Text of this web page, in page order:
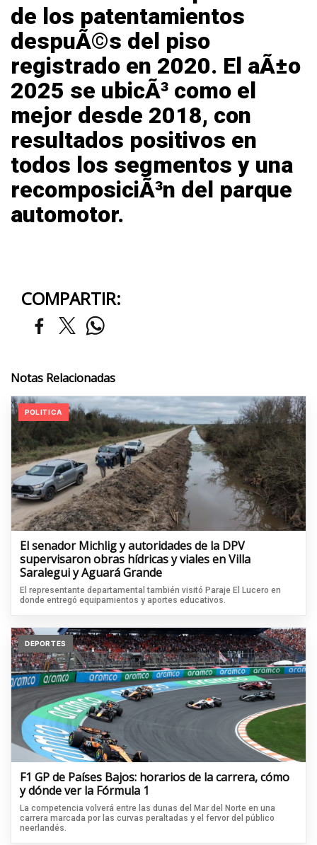
de los patentamientos
despuÃ©s del piso
registrado en 2020. El aÃ±o
2025 se ubicÃ³ como el
mejor desde 2018, con
resultados positivos en
todos los segmentos y una
recomposiciÃ³n del parque
automotor.
COMPARTIR:
Notas Relacionadas
POLITICA
El senador Michlig y autoridades de la DPV
supervisaron obras hídricas y viales en Villa
Saralegui y Aguará Grande
El representante departamental también visitó Paraje El Lucero en
donde entregó equipamientos y aportes educativos.
DEPORTES
F1 GP de Países Bajos: horarios de la carrera, cómo
y dónde ver la Fórmula 1
La competencia volverá entre las dunas del Mar del Norte en una
carrera marcada por las curvas peraltadas y el fervor del público
neerlandés.